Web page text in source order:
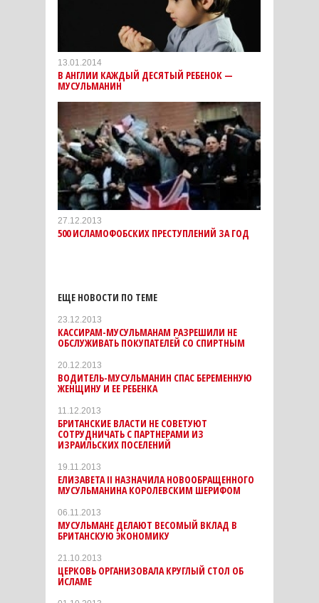
13.01.2014
В АНГЛИИ КАЖДЫЙ ДЕСЯТЫЙ РЕБЕНОК —
МУСУЛЬМАНИН
27.12.2013
500 ИСЛАМОФОБСКИХ ПРЕСТУПЛЕНИЙ ЗА ГОД
ЕЩЕ НОВОСТИ ПО ТЕМЕ
23.12.2013
КАССИРАМ-МУСУЛЬМАНАМ РАЗРЕШИЛИ НЕ
ОБСЛУЖИВАТЬ ПОКУПАТЕЛЕЙ СО СПИРТНЫМ
20.12.2013
ВОДИТЕЛЬ-МУСУЛЬМАНИН СПАС БЕРЕМЕННУЮ
ЖЕНЩИНУ И ЕЕ РЕБЕНКА
11.12.2013
БРИТАНСКИЕ ВЛАСТИ НЕ СОВЕТУЮТ
СОТРУДНИЧАТЬ С ПАРТНЕРАМИ ИЗ
ИЗРАИЛЬСКИХ ПОСЕЛЕНИЙ
19.11.2013
ЕЛИЗАВЕТА II НАЗНАЧИЛА НОВООБРАЩЕННОГО
МУСУЛЬМАНИНА КОРОЛЕВСКИМ ШЕРИФОМ
06.11.2013
МУСУЛЬМАНЕ ДЕЛАЮТ ВЕСОМЫЙ ВКЛАД В
БРИТАНСКУЮ ЭКОНОМИКУ
21.10.2013
ЦЕРКОВЬ ОРГАНИЗОВАЛА КРУГЛЫЙ СТОЛ ОБ
ИСЛАМЕ